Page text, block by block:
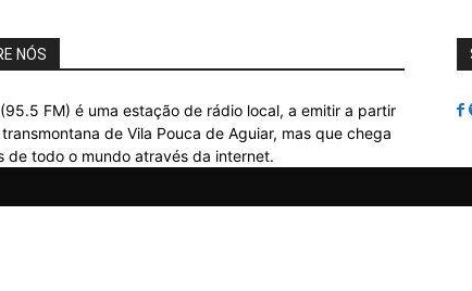
NÓS
(95.5 FM) é uma estação de rádio local, a emitir a partir
de Vila Pouca de Aguiar, mas que chega
de todo o mundo através da internet.